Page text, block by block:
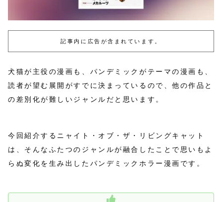
記事内に広告が含まれています。
犬猫が主役の漫画も、パンデミックがテーマの漫画も、
読者が望む展開がすでに決まっているので、他の作品と
の差別化が難しいジャンルだと思います。
今回紹介するニャイト・オブ・ザ・リビングキャット
は、そんなふたつのジャンルが融合したことで思いもよ
らぬ変化を生み出したパンデミックホラー漫画です。